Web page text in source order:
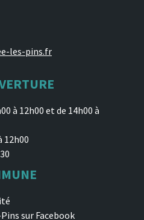
les-pins.fr
à 12h00 et de 14h00 à
12h00
sur Facebook